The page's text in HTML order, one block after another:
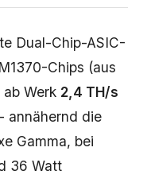
Dual-Chip-ASIC-
Chips (aus
ab Werk 2,4 TH/s
- annähernd die
Gamma, bei
36 Watt